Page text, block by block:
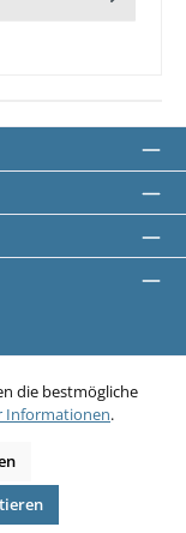
Theme by
die bestmögliche
Informationen.